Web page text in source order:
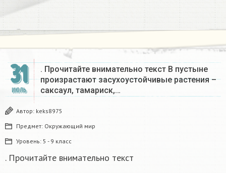
31
ИЮЛЬ
. Прочитайте внимательно текст В пустыне
произрастают засухоустойчивые растения –
саксаул, тамариск,…
Автор: keks8975
Предмет: Окружающий мир
Уровень: 5 - 9 класс
. Прочитайте внимательно текст